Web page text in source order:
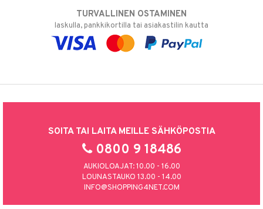
TURVALLINEN OSTAMINEN
laskulla, pankkikortilla tai asiakastilin kautta
SOITA TAI LAITA MEILLE SÄHKÖPOSTIA
0800 9 18486
AUKIOLOAJAT: 10.00 - 16.00
LOUNASTAUKO 13.00 - 14.00
INFO@SHOPPING4NET.COM